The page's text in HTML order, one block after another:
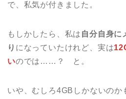
で、私気が付きました。
もしかしたら、私は 自分自身に
り になっていたけれど、実は
いのでは……？ と。
いや、むしろ4GBしかないのか